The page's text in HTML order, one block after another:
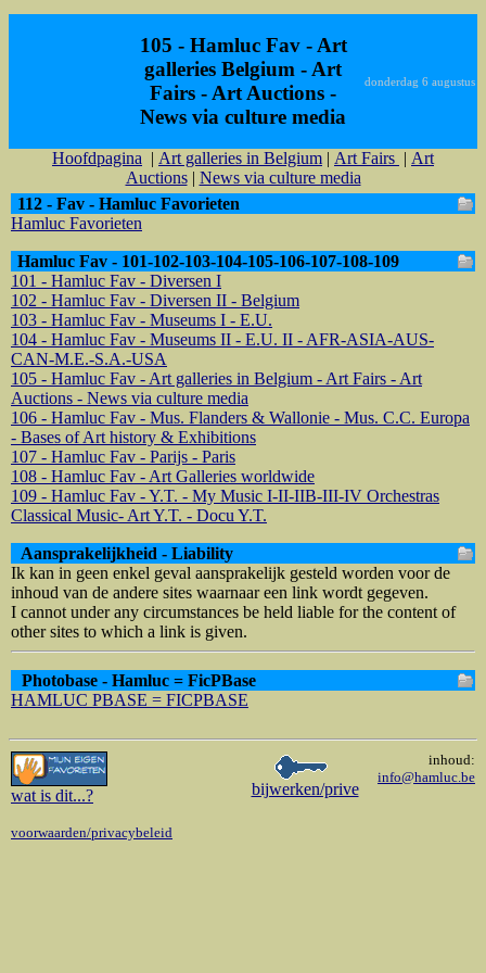
105 - Hamluc Fav - Art
galleries Belgium - Art
Fairs - Art Auctions -
News via culture media
donderdag 6 augustus
Hoofdpagina | Art galleries in Belgium | Art Fairs | Art
Auctions| News via culture media
112 - Fav - Hamluc Favorieten
Hamluc Favorieten
Hamluc Fav - 101-102-103-104-105-106-107-108-109
101 - Hamluc Fav - Diversen I
102 - Hamluc Fav - Diversen II - Belgium
103 - Hamluc Fav - Museums I - E.U.
104 - Hamluc Fav - Museums II - E.U. II - AFR-ASIA-AUS-
CAN-M.E.-S.A.-USA
105 - Hamluc Fav - Art galleries in Belgium - Art Fairs - Art
Auctions - News via culture media
106 - Hamluc Fav - Mus. Flanders & Wallonie - Mus. C.C. Europa
- Bases of Art history & Exhibitions
107 - Hamluc Fav - Parijs - Paris
108 - Hamluc Fav - Art Galleries worldwide
109 - Hamluc Fav - Y.T. - My Music I-II-IIB-III-IV Orchestras
Classical Music- Art Y.T. - Docu Y.T.
Aansprakelijkheid - Liability
Ik kan in geen enkel geval aansprakelijk gesteld worden voor de
inhoud van de andere sites waarnaar een link wordt gegeven.
I cannot under any circumstances be held liable for the content of
other sites to which a link is given.
Photobase - Hamluc = FicPBase
HAMLUC PBASE = FICPBASE
wat is dit...?
voorwaarden/privacybeleid
bijwerken/prive
inhoud:
info@hamluc.be